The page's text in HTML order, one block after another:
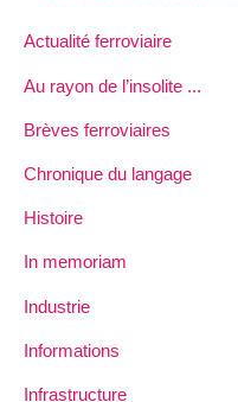
Actualité ferroviaire
Au rayon de l’insolite ...
Brèves ferroviaires
Chronique du langage
Histoire
In memoriam
Industrie
Informations
Infrastructure